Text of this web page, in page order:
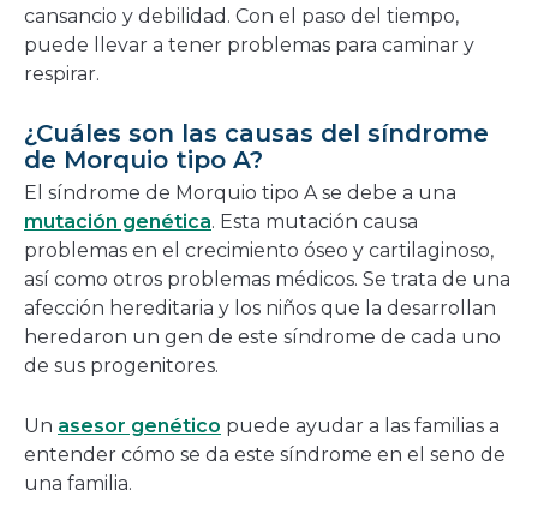
cansancio y debilidad. Con el paso del tiempo,
puede llevar a tener problemas para caminar y
respirar.
¿Cuáles son las causas del síndrome
de Morquio tipo A?
El síndrome de Morquio tipo A se debe a una
mutación genética. Esta mutación causa
problemas en el crecimiento óseo y cartilaginoso,
así como otros problemas médicos. Se trata de una
afección hereditaria y los niños que la desarrollan
heredaron un gen de este síndrome de cada uno
de sus progenitores.
Un asesor genético puede ayudar a las familias a
entender cómo se da este síndrome en el seno de
una familia.